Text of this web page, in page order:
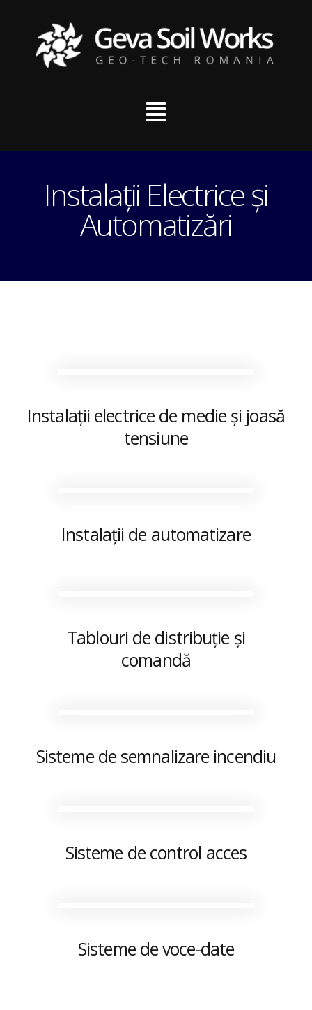
Instalații Electrice și
Automatizări
Instalații electrice de medie și joasă
tensiune
Instalații de automatizare
Tablouri de distribuție și
comandă
Sisteme de semnalizare incendiu
Sisteme de control acces
Sisteme de voce-date